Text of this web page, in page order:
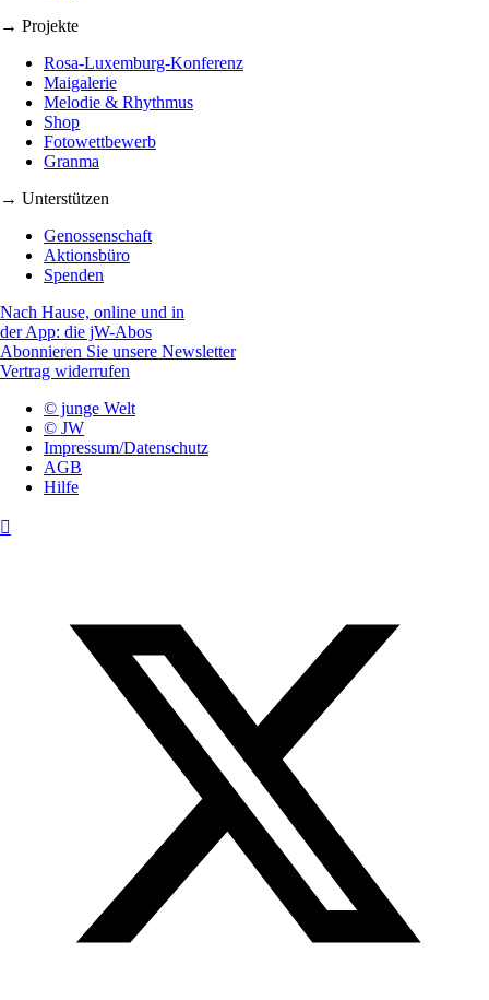
→ Projekte
Rosa-Luxemburg-Konferenz
Maigalerie
Melodie & Rhythmus
Shop
Fotowettbewerb
Granma
→ Unterstützen
Genossenschaft
Aktionsbüro
Spenden
Nach Hause, online und in
der App: die jW-Abos
Abonnieren Sie unsere Newsletter
Vertrag widerrufen
© junge Welt
© JW
Impressum/Datenschutz
AGB
Hilfe